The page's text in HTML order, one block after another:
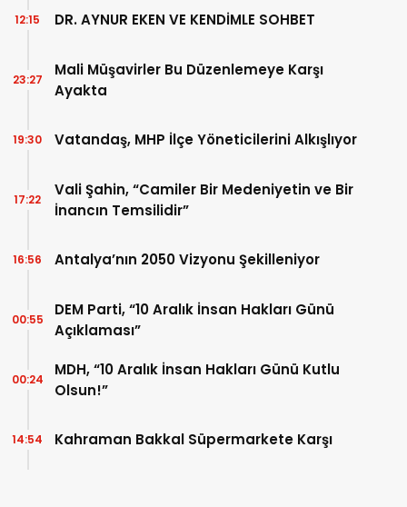
DR. AYNUR EKEN VE KENDİMLE SOHBET
12:15
Mali Müşavirler Bu Düzenlemeye Karşı
Ayakta
23:27
Vatandaş, MHP İlçe Yöneticilerini Alkışlıyor
19:30
Vali Şahin, “Camiler Bir Medeniyetin ve Bir
İnancın Temsilidir”
17:22
Antalya’nın 2050 Vizyonu Şekilleniyor
16:56
DEM Parti, “10 Aralık İnsan Hakları Günü
Açıklaması”
00:55
MDH, “10 Aralık İnsan Hakları Günü Kutlu
Olsun!”
00:24
Kahraman Bakkal Süpermarkete Karşı
14:54